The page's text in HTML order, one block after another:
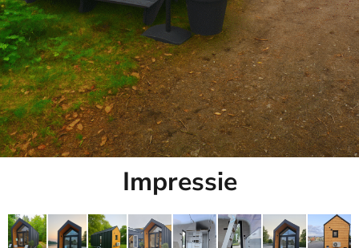
Impressie